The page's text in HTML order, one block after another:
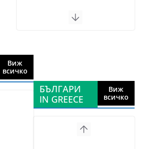
Виж
всичко
БЪЛГАРИ
IN GREECE
Виж
всичко